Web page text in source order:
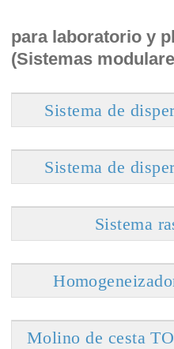
para laboratorio y
(Sistemas
Sistema de
Sistema de
Sistema
Molino de cesta